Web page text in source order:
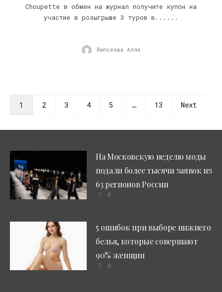
Choupette в обмен на журнал получите купон на
участие в розыгрыше 3 туров в......
Липсеева Алла
1 2 3 4 5 … 13 Next
На Московскую неделю моды
подали более тысячи заявок из
63 регионов России
0
5 ошибок при выборе нижнего
белья, которые совершают
90% женщин
0